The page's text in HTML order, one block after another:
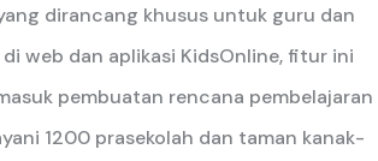
dirancang khusus untuk guru dan
web dan aplikasi KidsOnline, fitur ini
pembuatan rencana pembelajaran
1200 prasekolah dan taman kanak-